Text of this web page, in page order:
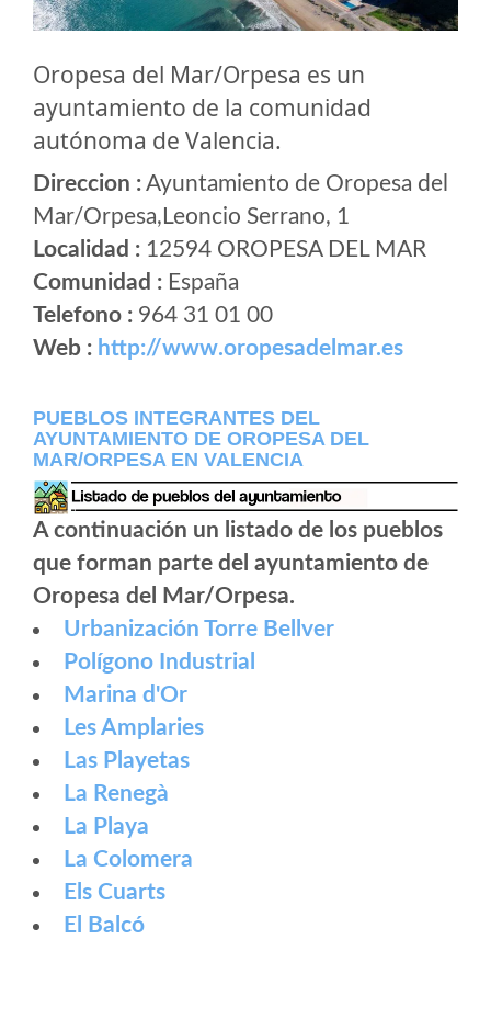
Oropesa del Mar/Orpesa es un
ayuntamiento de la comunidad
autónoma de Valencia.
Direccion :Ayuntamiento de Oropesa del
Mar/Orpesa,Leoncio Serrano, 1
Localidad : 12594 OROPESA DEL MAR
Comunidad : España
Telefono : 964 31 01 00
Web : http://www.oropesadelmar.es
PUEBLOS INTEGRANTES DEL
AYUNTAMIENTO DE OROPESA DEL
MAR/ORPESA EN VALENCIA
A continuación un listado de los pueblos
que forman parte del ayuntamiento de
Oropesa del Mar/Orpesa.
Urbanización Torre Bellver
Polígono Industrial
Marina d'Or
Les Amplaries
Las Playetas
La Renegà
La Playa
La Colomera
Els Cuarts
El Balcó